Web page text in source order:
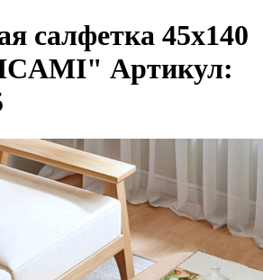
салфетка 45х140
Артикул: